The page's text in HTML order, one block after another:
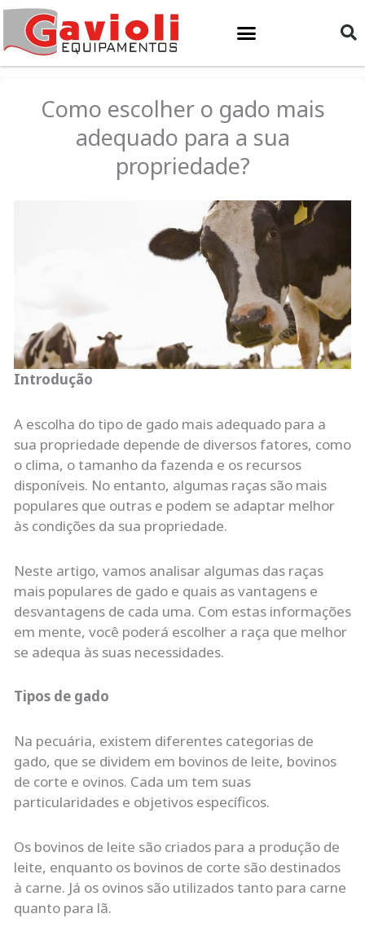
Ir
para
o
conteúdo
Como escolher o gado mais
adequado para a sua
propriedade?
Introdução
A escolha do tipo de gado mais adequado para a
sua propriedade depende de diversos fatores, como
o clima, o tamanho da fazenda e os recursos
disponíveis. No entanto, algumas raças são mais
populares que outras e podem se adaptar melhor
às condições da sua propriedade.
Neste artigo, vamos analisar algumas das raças
mais populares de gado e quais as vantagens e
desvantagens de cada uma. Com estas informações
em mente, você poderá escolher a raça que melhor
se adequa às suas necessidades.
Tipos de gado
Na pecuária, existem diferentes categorias de
gado, que se dividem em bovinos de leite, bovinos
de corte e ovinos. Cada um tem suas
particularidades e objetivos específicos.
Os bovinos de leite são criados para a produção de
leite, enquanto os bovinos de corte são destinados
à carne. Já os ovinos são utilizados tanto para carne
quanto para lã.